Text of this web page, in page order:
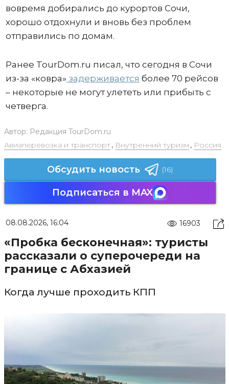
вовремя добирались до курортов Сочи,
хорошо отдохнули и вновь без проблем
отправились по домам.
Ранее TourDom.ru писал, что сегодня в Сочи
из-за «ковра» задерживается более 70 рейсов
– некоторые не могут улететь или прибыть с
четверга.
Автор: Редакция TourDom.ru
Авиаперевозка и транспорт, Внутренний туризм , Россия
Обсудить новость (16)
Подписаться в MAX
08.08.2026, 16:04 16903
«Пробка бесконечная»: туристы
рассказали о суперочереди на
границе с Абхазией
Когда лучше проходить КПП